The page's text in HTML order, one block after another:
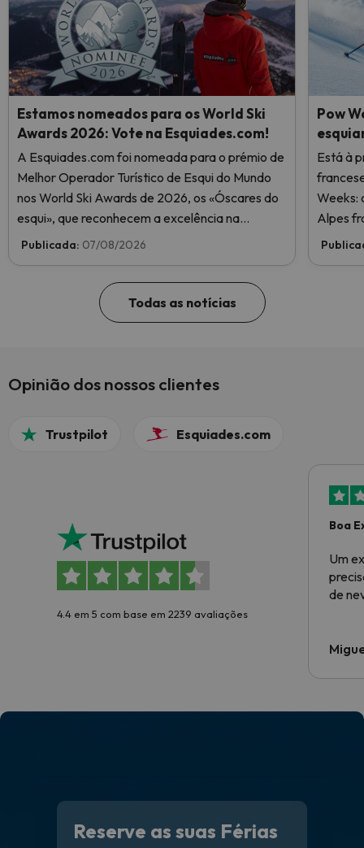
Estamos nomeados para os World Ski
Awards 2026: Vote na Esquiades.com!
A Esquiades.com foi nomeada para o prémio de
Melhor Operador Turístico de Esqui do Mundo
nos World Ski Awards de 2026, os «Óscares do
esqui», que reconhecem a excelência na
indústria do esqui. Vote agora e ajude-nos a
Publicada: 07/08/2026
Pow
Está à
Weeks:
Alpes
Todas as notícias
Opinião dos nossos clientes
Trustpilot Esquiades.com
4.4 em 5 com base em 2239 avaliações
Boa
Um
de
Reserve as suas Férias